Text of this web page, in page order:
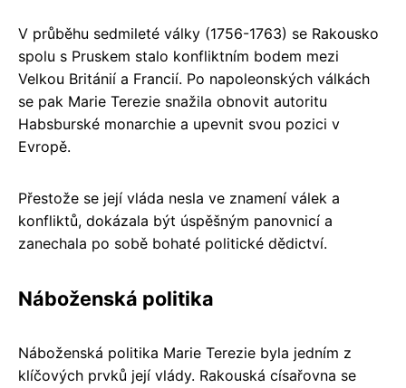
V průběhu sedmileté války (1756-1763) se Rakousko
spolu s Pruskem stalo konfliktním bodem mezi
Velkou Británií a Francií. Po napoleonských válkách
se pak Marie Terezie snažila obnovit autoritu
Habsburské monarchie a upevnit svou pozici v
Evropě.
Přestože se její vláda nesla ve znamení válek a
konfliktů, dokázala být úspěšným panovnicí a
zanechala po sobě bohaté politické dědictví.
Náboženská politika
Náboženská politika Marie Terezie byla jedním z
klíčových prvků její vlády. Rakouská císařovna se